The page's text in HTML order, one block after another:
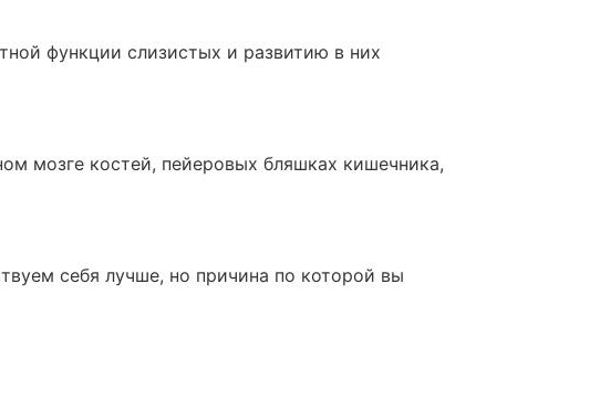
функции слизистых и развитию в них
мозге костей, пейеровых бляшках кишечника,
себя лучше, но причина по которой вы